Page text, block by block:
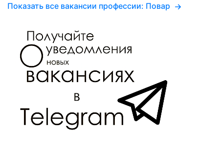
Показать все вакансии профессии: Повар